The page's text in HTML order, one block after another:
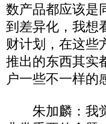
数产品都应该是
到差异化，我想
财计划，在这些
推出的东西其实
户一些不一样的
朱加麟：我觉